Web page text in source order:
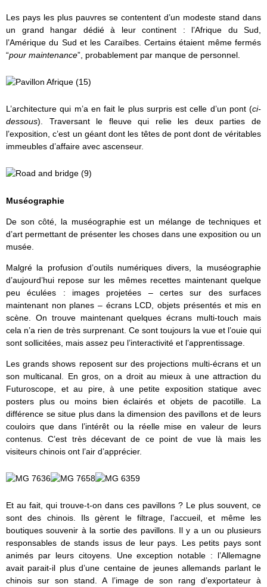
Les pays les plus pauvres se contentent d’un modeste stand dans
un grand hangar dédié à leur continent : l’Afrique du Sud,
l’Amérique du Sud et les Caraïbes. Certains étaient même fermés
“pour maintenance”, probablement par manque de personnel.
L’architecture qui m’a en fait le plus surpris est celle d’un pont (ci-
dessous). Traversant le fleuve qui relie les deux parties de
l’exposition, c’est un géant dont les têtes de pont dont de véritables
immeubles d’affaire avec ascenseur.
Muséographie
De son côté, la muséographie est un mélange de techniques et
d’art permettant de présenter les choses dans une exposition ou un
musée.
Malgré la profusion d’outils numériques divers, la muséographie
d’aujourd’hui repose sur les mêmes recettes maintenant quelque
peu éculées : images projetées – certes sur des surfaces
maintenant non planes – écrans LCD, objets présentés et mis en
scène. On trouve maintenant quelques écrans multi-touch mais
cela n’a rien de très surprenant. Ce sont toujours la vue et l’ouie qui
sont sollicitées, mais assez peu l’interactivité et l’apprentissage.
Les grands shows reposent sur des projections multi-écrans et un
son multicanal. En gros, on a droit au mieux à une attraction du
Futuroscope, et au pire, à une petite exposition statique avec
posters plus ou moins bien éclairés et objets de pacotille. La
différence se situe plus dans la dimension des pavillons et de leurs
couloirs que dans l’intérêt ou la réelle mise en valeur de leurs
contenus. C’est très décevant de ce point de vue là mais les
visiteurs chinois ont l’air d’apprécier.
Et au fait, qui trouve-t-on dans ces pavillons ? Le plus souvent, ce
sont des chinois. Ils gèrent le filtrage, l’accueil, et même les
boutiques souvenir à la sortie des pavillons. Il y a un ou plusieurs
responsables de stands issus de leur pays. Les petits pays sont
animés par leurs citoyens. Une exception notable : l’Allemagne
avait parait-il plus d’une centaine de jeunes allemands parlant le
chinois sur son stand. A l’image de son rang d’exportateur à